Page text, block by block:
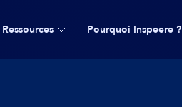
Ressources Pourquoi Inspeere ?